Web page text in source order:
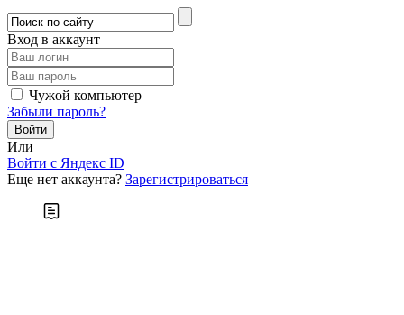
Вход в аккаунт
Чужой компьютер
Забыли пароль?
Или
Войти c Яндекс ID
Еще нет аккаунта? Зарегистрироваться